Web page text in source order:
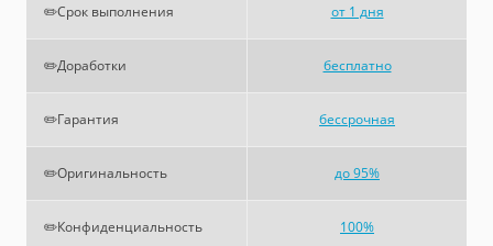
✏️Срок выполнения от 1 дня
✏️Доработки бесплатно
✏️Гарантия бессрочная
✏️Оригинальность до 95%
✏️Конфиденциальность 100%